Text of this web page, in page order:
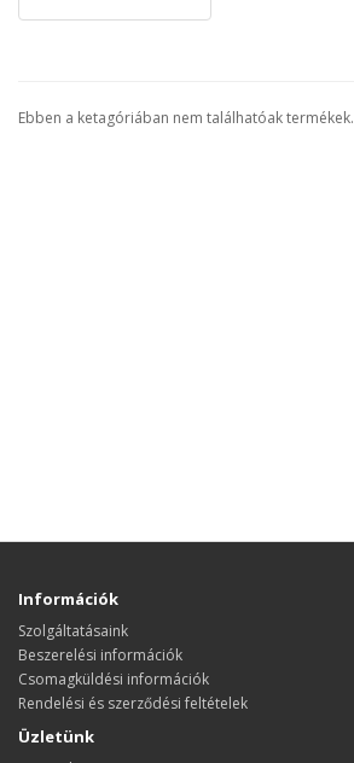
Ebben a ketagóriában nem találhatóak termékek.
Információk
Szolgáltatásaink
Beszerelési információk
Csomagküldési információk
Rendelési és szerződési feltételek
Üzletünk